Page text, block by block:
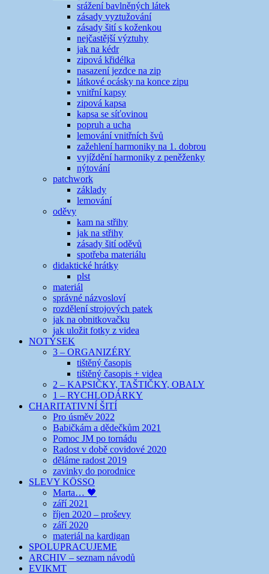
srážení bavlněných látek
zásady vyztužování
zásady šití s koženkou
nejčastější výztuhy
jak na kédr
zipová křidélka
nasazení jezdce na zip
látkové ocásky na konce zipu
vnitřní kapsy
zipová kapsa
kapsa se síťovinou
popruh a ucha
lemování vnitřních švů
zažehlení harmoniky na 1. dobrou
vyjíždění harmoniky z peněženky
nýtování
patchwork
základy
lemování
oděvy
kam na střihy
jak na střihy
zásady šití oděvů
spotřeba materiálu
didaktické hrátky
plst
materiál
správné názvosloví
rozdělení strojových patek
jak na obnitkovačku
jak uložit fotky z videa
NOTÝSEK
3 – ORGANIZÉRY
tištěný časopis
tištěný časopis + videa
2 – KAPSIČKY, TAŠTIČKY, OBALY
1 – RYCHLODÁRKY
CHARITATIVNÍ ŠITÍ
Pro úsměv 2022
Babičkám a dědečkům 2021
Pomoc JM po tornádu
Radost v době covidové 2020
děláme radost 2019
zavinky do porodnice
SLEVY KÖSSO
Marta… 🖤
září 2021
říjen 2020 – proševy
září 2020
materiál na kardigan
SPOLUPRACUJEME
ARCHIV – seznam návodů
EVIKMT